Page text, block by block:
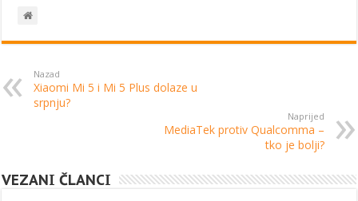
Nazad
Xiaomi Mi 5 i Mi 5 Plus dolaze u
srpnju?
Naprijed
MediaTek protiv Qualcomma –
tko je bolji?
VEZANI ČLANCI